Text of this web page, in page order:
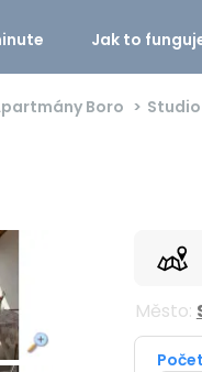
Jak to
Boro Studio
Město: